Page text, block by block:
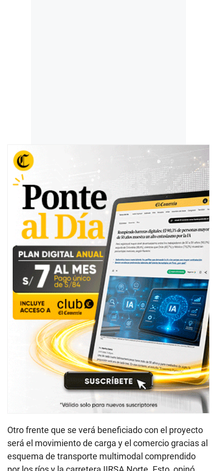
Otro frente que se verá beneficiado con el proyecto
será el movimiento de carga y el comercio gracias al
esquema de transporte multimodal comprendido